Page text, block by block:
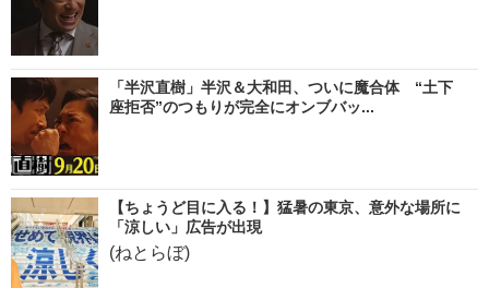
「半沢直樹」半沢＆大和田、ついに魔合体 “土下
座拒否”のつもりが完全にオンブバッ...
【ちょうど目に入る！】猛暑の東京、意外な場所に
「涼しい」広告が出現
(ねとらぼ)